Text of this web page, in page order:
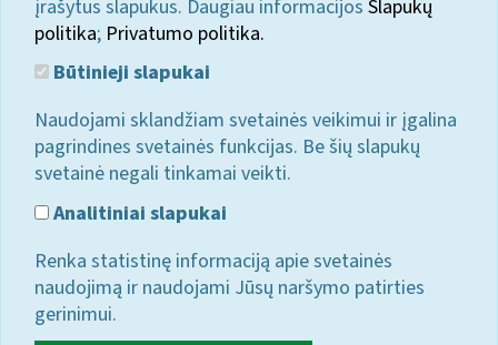
įrašytus slapukus. Daugiau informacijos Slapukų
politika; Privatumo politika.
Būtinieji slapukai
Naudojami sklandžiam svetainės veikimui ir įgalina
pagrindines svetainės funkcijas. Be šių slapukų
svetainė negali tinkamai veikti.
Analitiniai slapukai
Renka statistinę informaciją apie svetainės
naudojimą ir naudojami Jūsų naršymo patirties
gerinimui.